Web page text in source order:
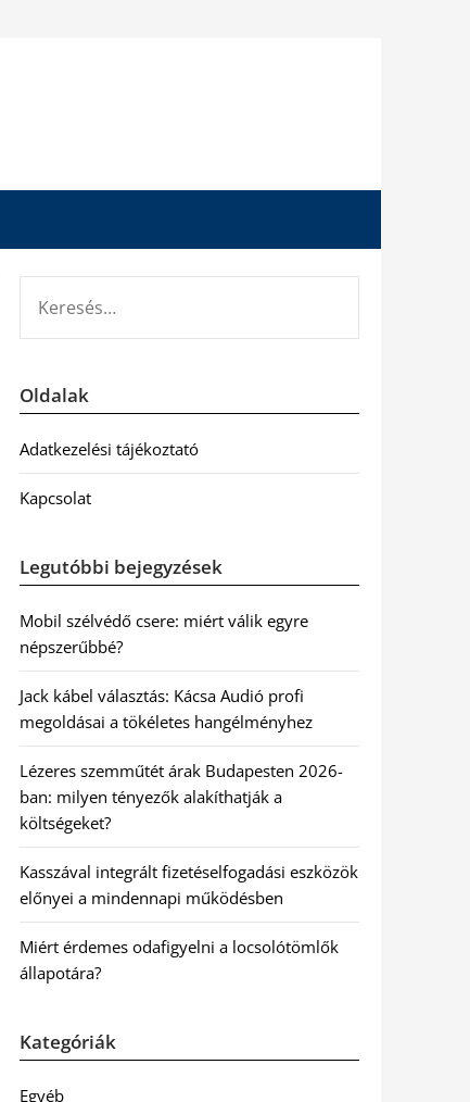
Oldalak
Adatkezelési tájékoztató
Kapcsolat
Legutóbbi bejegyzések
Mobil szélvédő csere: miért válik egyre
népszerűbbé?
Jack kábel választás: Kácsa Audió profi
megoldásai a tökéletes hangélményhez
Lézeres szemműtét árak Budapesten 2026-
ban: milyen tényezők alakíthatják a
költségeket?
Kasszával integrált fizetéselfogadási eszközök
előnyei a mindennapi működésben
Miért érdemes odafigyelni a locsolótömlők
állapotára?
Kategóriák
Egyéb